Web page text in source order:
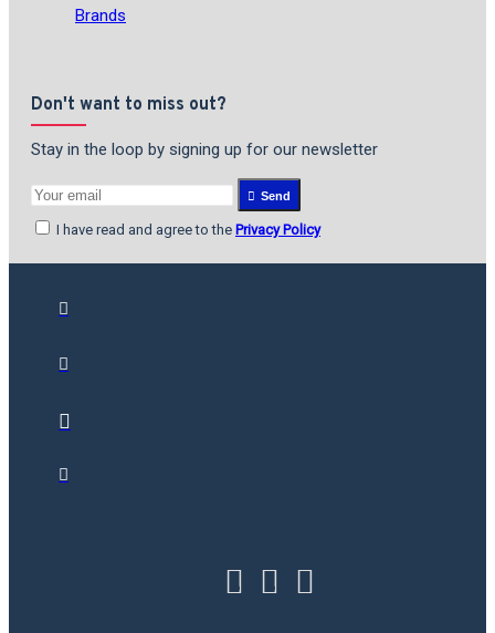
Brands
Don't want to miss out?
Stay in the loop by signing up for our newsletter
Send
I have read and agree to the Privacy Policy